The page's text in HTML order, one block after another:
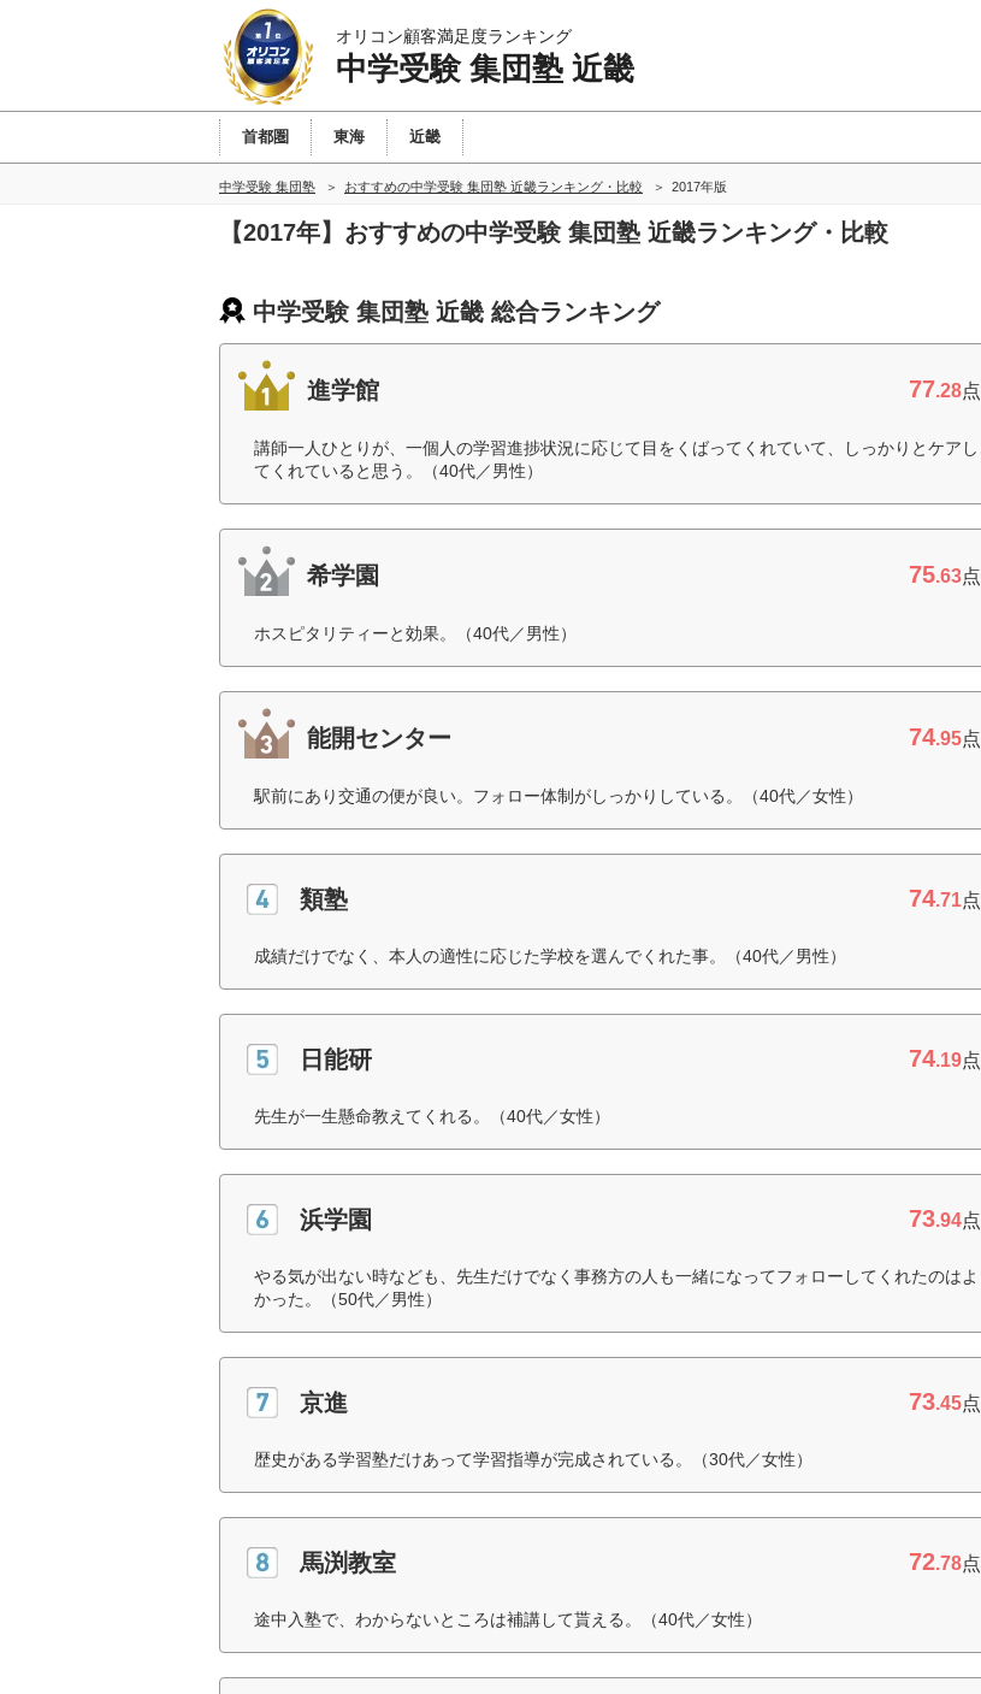
オリコン顧客満足度ランキング
中学受験 集団塾 近畿
首都圏 東海 近畿
中学受験 集団塾 おすすめの中学受験 集団塾 近畿ランキング・比較 2017年版
【2017年】おすすめの中学受験 集団塾 近畿ランキング・比較
中学受験 集団塾 近畿 総合ランキング
進学館 77.28点
講師一人ひとりが、一個人の学習進捗状況に応じて目をくばってくれていて、しっかりとケアし
てくれていると思う。（40代／男性）
希学園 75.63点
ホスピタリティーと効果。（40代／男性）
能開センター 74.95点
駅前にあり交通の便が良い。フォロー体制がしっかりしている。（40代／女性）
類塾 74.71点
成績だけでなく、本人の適性に応じた学校を選んでくれた事。（40代／男性）
日能研 74.19点
先生が一生懸命教えてくれる。（40代／女性）
浜学園 73.94点
やる気が出ない時なども、先生だけでなく事務方の人も一緒になってフォローしてくれたのはよ
かった。（50代／男性）
京進 73.45点
歴史がある学習塾だけあって学習指導が完成されている。（30代／女性）
馬渕教室 72.78点
途中入塾で、わからないところは補講して貰える。（40代／女性）